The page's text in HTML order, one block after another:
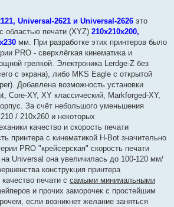
Universal-2621 и Universal-2626 это
областью печати (XYZ) 210х210х200,
мм. При разработке этих принтеров было
PRO - сверхлёгкая кинематика и
грелкой. Электроника Lerdge-Z без
с экрана), либо MKS Eagle с открытой
Добавлена возможность установки
Core-XY, XY классический, Markforged-XY,
За счёт небольшого уменьшения
/ 210х260 и некоторых
качество и скорость печати
принтера с кинематикой H-Bot значительно
PRO "крейсерская" скорость печати
Universal она увеличилась до 100-120 мм/
конструкция принтера
печати с самыми минимальными
и прочих заморочек с простейшим
если возникнет желание заняться